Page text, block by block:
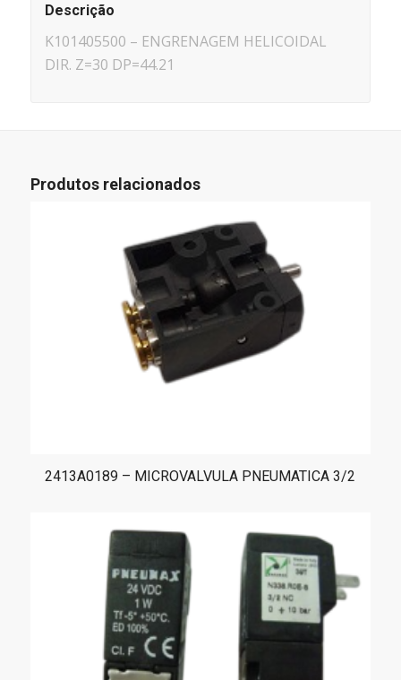
Descrição
K101405500 – ENGRENAGEM HELICOIDAL
DIR. Z=30 DP=44.21
Produtos relacionados
2413A0189 – MICROVALVULA PNEUMATICA 3/2